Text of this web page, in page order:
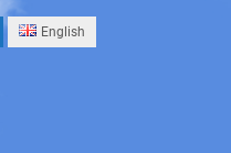
English